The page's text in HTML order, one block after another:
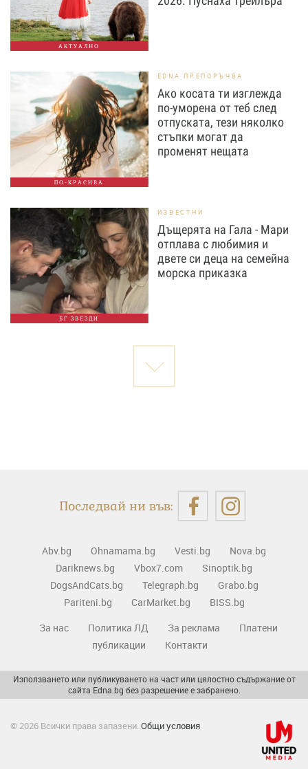
АКТУАЛНО
ПО-КРАСИВА
EDNA ПРЕПОРЪЧВА
Ако косата ти изглежда
по-уморена от теб след
отпуската, тези няколко
стъпки могат да
променят нещата
БГ ЗВЕЗДИ
ИЗВЕСТНИ
Дъщерята на Гала - Мари
отплава с любимия и
двете си деца на семейна
морска приказка
Последвай ни във:
Abv.bg Ohnamama.bg Vesti.bg
Nova.bg
Dariknews.bg
Vbox7.com
Sinoptik.bg
DogsAndCats.bg
Telegraph.bg
Grabo.bg
Pariteni.bg
CarMarket.bg
BISS.bg
За нас
Политика ЛД За реклама
Платени
публикации
Контакти
Използването или публикуването на част или цялостно съдържание от
сайта Edna.bg без разрешение е забранено.
© 2026 Всички права запазени. Общи условия